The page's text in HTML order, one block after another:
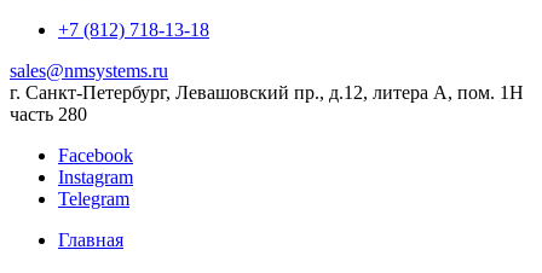
+7 (812) 718-13-18
sales@nmsystems.ru
г. Санкт-Петербург, Левашовский пр., д.12, литера А, пом. 1Н
часть 280
Facebook
Instagram
Telegram
Главная